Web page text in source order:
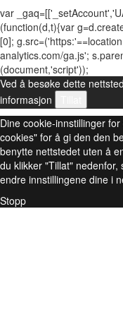
var
(function(d,t){var
[0];
analytics.com/ga.js';
(document,'script'));
Ved å besøke dette
informasjon
Dine cookie-innstillinger
cookies" for å gi den den
benytte nettstedet uten å
du klikker "Tillat"
endre innstillingene dine i
Stopp